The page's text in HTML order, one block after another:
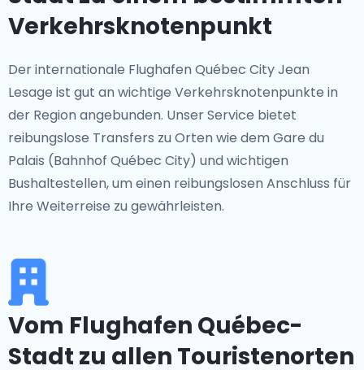
Verkehrsknotenpunkt
Der internationale Flughafen Québec City Jean
Lesage ist gut an wichtige Verkehrsknotenpunkte in
der Region angebunden. Unser Service bietet
reibungslose Transfers zu Orten wie dem Gare du
Palais (Bahnhof Québec City) und wichtigen
Bushaltestellen, um einen reibungslosen Anschluss für
Ihre Weiterreise zu gewährleisten.
Vom Flughafen Québec-
Stadt zu allen Touristenorten